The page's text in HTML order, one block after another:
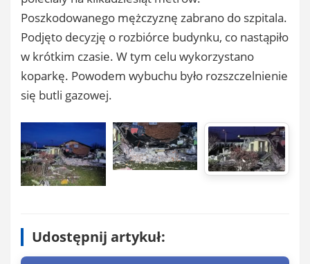
Poszkodowanego mężczyznę zabrano do szpitala.
Podjęto decyzję o rozbiórce budynku, co nastąpiło
w krótkim czasie. W tym celu wykorzystano
koparkę. Powodem wybuchu było rozszczelnienie
się butli gazowej.
Udostępnij artykuł: